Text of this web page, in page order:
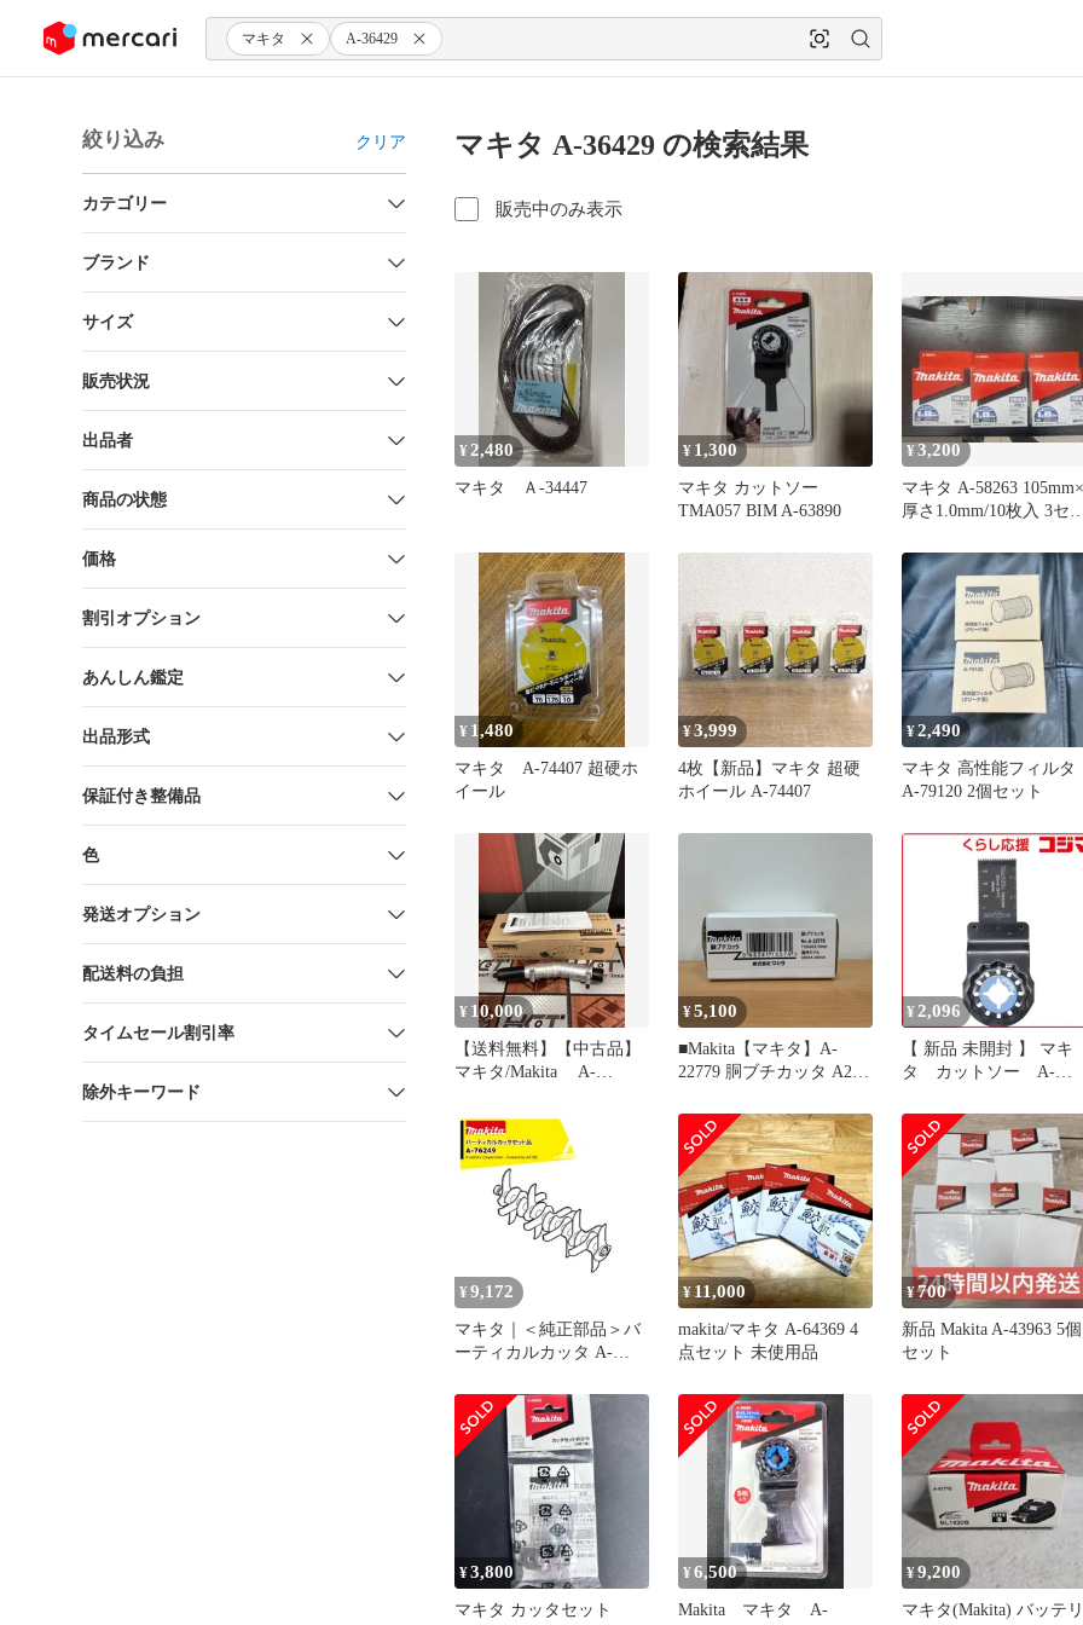
ツにスキップ マキタ A-36429
絞り込み クリア
カテゴリー
ブランド
サイズ
販売状況
出品者
商品の状態
価格
割引オプション
あんしん鑑定
出品形式
保証付き整備品
色
発送オプション
配送料の負担
タイムセール割引率
除外キーワード
マキタ A-36429 の検索結果
販売中のみ表示
¥ 2,480
マキタ Ａ-34447
¥ 1,300
マキタ カットソー
TMA057 BIM A-63890
¥3,200
マキタ A-58263 105mm×
厚さ1.0mm/10枚入 3セ
¥ 1,480
マキタ A-74407 超硬ホ
イール
¥3,999
4枚【新品】マキタ 超硬
ホイール A-74407
¥2,490
マキタ 高性能フィルタ
A-79120 2個セット
¥ 10,000
【送料無料】【中古品】
マキタ/Makita A-
チメント【ハンズクラフ
ト島根出雲】
¥5,100
■Makita【マキタ】A-
22779 胴ブチカッタ A25-
¥ 2,096
【 新品 未開封 】 マキ
タ カットソー A-
¥ 9,172
マキタ｜＜純正部品＞バ
ーティカルカッタ A-
¥ 11,000
makita/マキタ A-64369 4
点セット 未使用品
¥700
新品 Makita A-43963 5個
セット
¥3,800
マキタ カッタセット
¥6,500
Makita マキタ A-
¥9,200
マキタ(Makita) バッテリ